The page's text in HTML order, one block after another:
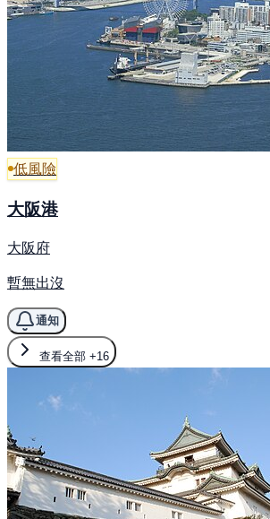
低風險
大阪港
大阪府
暫無出沒
通知
查看全部 +16